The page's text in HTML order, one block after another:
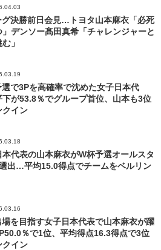
グ決勝前日会見…トヨタ山本麻衣「必死
」デンソー髙田真希「チャレンジャーと
」
で3Pを高確率で沈めた女子日本代
が53.8％でグループ首位、山本も3位
クイン
本代表の山本麻衣がW杯予選オールスタ
出…平均15.0得点でチームをベルリン
を目指す女子日本代表で山本麻衣が躍
％で1位、平均得点16.3得点で3位
クイン